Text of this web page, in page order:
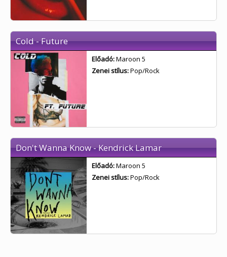
Cold - Future
Előadó:Maroon 5
Zenei stílus:Pop/Rock
Don't Wanna Know - Kendrick Lamar
Előadó:Maroon 5
Zenei stílus:Pop/Rock